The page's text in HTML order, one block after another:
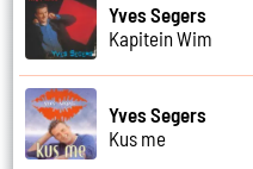
Yves Segers
Kapitein Wim
Yves Segers
Kus me